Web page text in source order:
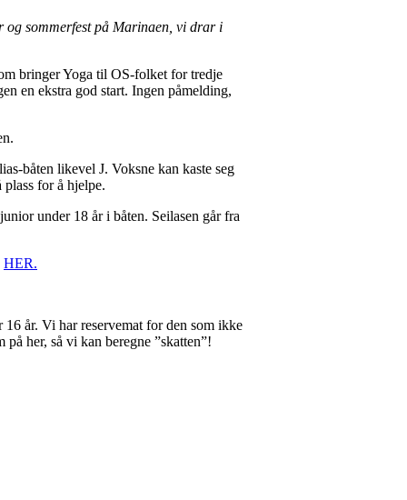
og sommerfest på Marinaen, vi drar i
bringer Yoga til OS-folket for tredje
en ekstra god start. Ingen påmelding,
båten likevel J. Voksne kan kaste seg
for å hjelpe.
under 18 år i båten. Seilasen går fra
HER.
år. Vi har reservemat for den som ikke
her, så vi kan beregne ”skatten”!